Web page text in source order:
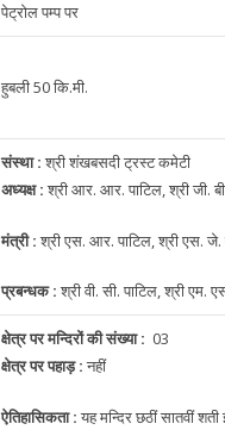
पेट्रोल पम्प पर
हुबली 50 कि.मी.
संस्था : श्री शंखबसदी ट्रस्ट कमेटी
अध्यक्ष : श्री आर. आर. पाटिल, श्री जी.
मंत्री : श्री एस. आर. पाटिल, श्री एस. जे.
प्रबन्धक : श्री वी. सी. पाटिल, श्री एम.
क्षेत्र पर मन्दिरों की संख्या : 03
क्षेत्र पर पहाड़ : नहीं
ऐतिहासिकता : यह मन्दिर छठीं सातवीं